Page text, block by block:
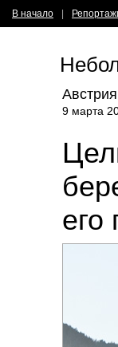
В начало
9 марта
его